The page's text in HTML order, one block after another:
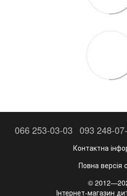
066 253-03-03 093 248-
Контактна
Повна версія
©
Інтернет-магазин